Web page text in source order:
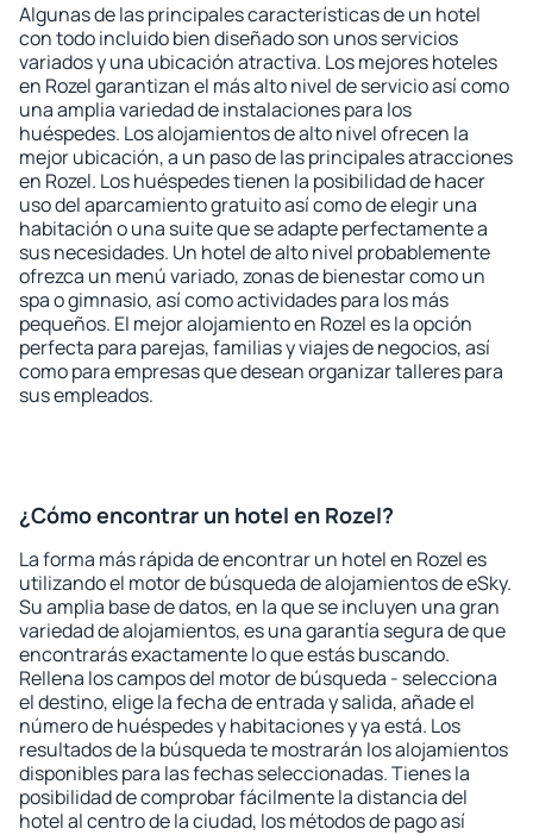
Algunas de las principales características de un hotel
con todo incluido bien diseñado son unos servicios
variados y una ubicación atractiva. Los mejores hoteles
en Rozel garantizan el más alto nivel de servicio así como
una amplia variedad de instalaciones para los
huéspedes. Los alojamientos de alto nivel ofrecen la
mejor ubicación, a un paso de las principales atracciones
en Rozel. Los huéspedes tienen la posibilidad de hacer
uso del aparcamiento gratuito así como de elegir una
habitación o una suite que se adapte perfectamente a
sus necesidades. Un hotel de alto nivel probablemente
ofrezca un menú variado, zonas de bienestar como un
spa o gimnasio, así como actividades para los más
pequeños. El mejor alojamiento en Rozel es la opción
perfecta para parejas, familias y viajes de negocios, así
como para empresas que desean organizar talleres para
sus empleados.
¿Cómo encontrar un hotel en Rozel?
La forma más rápida de encontrar un hotel en Rozel es
utilizando el motor de búsqueda de alojamientos de eSky.
Su amplia base de datos, en la que se incluyen una gran
variedad de alojamientos, es una garantía segura de que
encontrarás exactamente lo que estás buscando.
Rellena los campos del motor de búsqueda - selecciona
el destino, elige la fecha de entrada y salida, añade el
número de huéspedes y habitaciones y ya está. Los
resultados de la búsqueda te mostrarán los alojamientos
disponibles para las fechas seleccionadas. Tienes la
posibilidad de comprobar fácilmente la distancia del
hotel al centro de la ciudad, los métodos de pago así